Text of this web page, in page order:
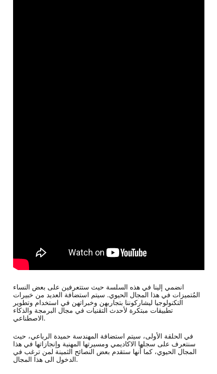
انضمي إلينا في هذه السلسة حيث ستتعرفين على بعض النساء
المُتميزات في هذا المجال الحيوي. سيتم استضافة العديد من خبيرات
التكنولوجيا ليشاركوننا بتجاربهن وخبراتهن في استخدام وتطوير
تطبيقات مبتكرة لأحدث التقنيات في مجال البرمجة والذكاء
الاصطناعي.
في الحلقة الأولى، سيتم استضافة المهندسة حميدة الرباعي، حيث
سنتعرف على سجلها الاكاديمي ومسيرتها المهنية وإنجازاتها في هذا
المجال الحيوي، كما أنها ستقدم بعض النصائح الثمينة لمن ترغب في
الدخول الى هذا المجال.